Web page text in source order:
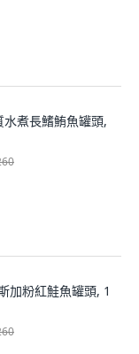
水煮長鰭鮪魚罐頭,
加粉紅鮭魚罐頭, 1